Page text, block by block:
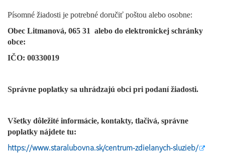
Písomné žiadosti je potrebné doručiť poštou alebo osobne:
Obec Litmanová, 065 31 alebo do elektronickej schránky
obce:
IČO: 00330019
Správne poplatky sa uhrádzajú obci pri podaní žiadosti.
Všetky dôležité informácie, kontakty, tlačivá, správne
poplatky nájdete tu:
https://www.staralubovna.sk/centrum-zdielanych-sluzieb/